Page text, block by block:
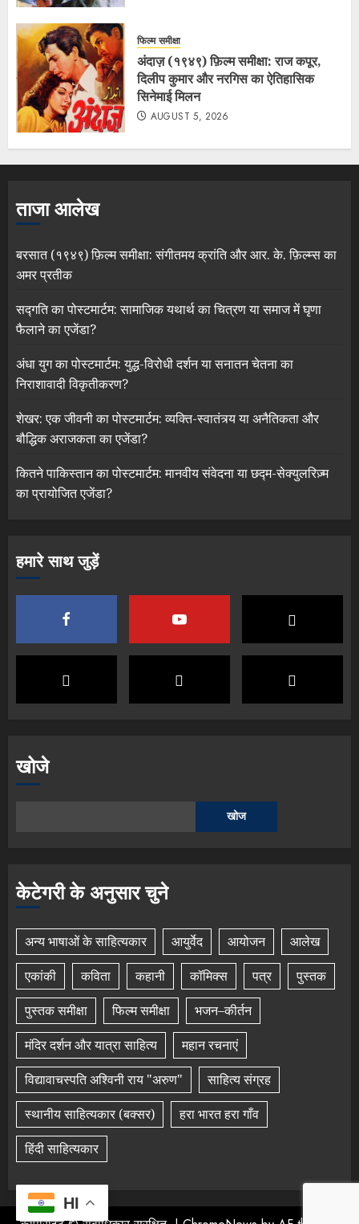
फिल्म समीक्षा
अंदाज़ (१९४९) फ़िल्म समीक्षा: राज कपूर,
दिलीप कुमार और नरगिस का ऐतिहासिक
सिनेमाई मिलन
AUGUST 5, 2026
ताजा आलेख
बरसात (१९४९) फ़िल्म समीक्षा: संगीतमय क्रांति और आर. के. फ़िल्म्स का
अमर प्रतीक
सद्गति का पोस्टमार्टम: सामाजिक यथार्थ का चित्रण या समाज में घृणा
फैलाने का एजेंडा?
अंधा युग का पोस्टमार्टम: युद्ध-विरोधी दर्शन या सनातन चेतना का
निराशावादी विकृतीकरण?
शेखर: एक जीवनी का पोस्टमार्टम: व्यक्ति-स्वातंत्र्य या अनैतिकता और
बौद्धिक अराजकता का एजेंडा?
कितने पाकिस्तान का पोस्टमार्टम: मानवीय संवेदना या छद्म-सेक्युलरिज़्म
का प्रायोजित एजेंडा?
हमारे साथ जुड़ें
खोजे
खोज
केटेगरी के अनुसार चुने
अन्य भाषाओं के साहित्यकार आयुर्वेद आयोजन
आलेख
एकांकी
कविता कहानी कॉमिक्स पत्र
पुस्तक
पुस्तक समीक्षा
फिल्म समीक्षा
भजन–कीर्तन
मंदिर दर्शन और यात्रा साहित्य
महान रचनाएं
विद्यावाचस्पति अश्विनी राय "अरुण"
साहित्य संग्रह
स्थानीय साहित्यकार (बक्सर)
हरा भारत हरा गाँव
हिंदी साहित्यकार
HI